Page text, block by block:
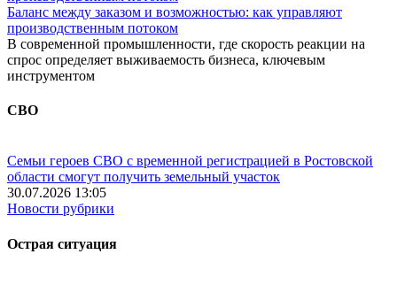
Баланс между заказом и возможностью: как управляют
производственным потоком
В современной промышленности, где скорость реакции на
спрос определяет выживаемость бизнеса, ключевым
инструментом
СВО
Семьи героев СВО с временной регистрацией в Ростовской
области смогут получить земельный участок
30.07.2026 13:05
Новости рубрики
Острая ситуация